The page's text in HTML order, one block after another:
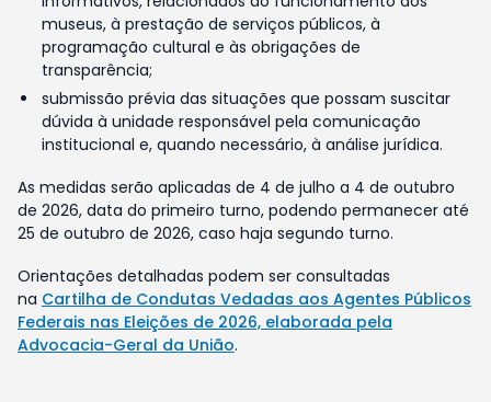
museus, à prestação de serviços públicos, à
programação cultural e às obrigações de
transparência;
submissão prévia das situações que possam suscitar
dúvida à unidade responsável pela comunicação
institucional e, quando necessário, à análise jurídica.
As medidas serão aplicadas de 4 de julho a 4 de outubro
de 2026, data do primeiro turno, podendo permanecer até
25 de outubro de 2026, caso haja segundo turno.
Orientações detalhadas podem ser consultadas
na Cartilha de Condutas Vedadas aos Agentes Públicos
Federais nas Eleições de 2026, elaborada pela
Advocacia-Geral da União.